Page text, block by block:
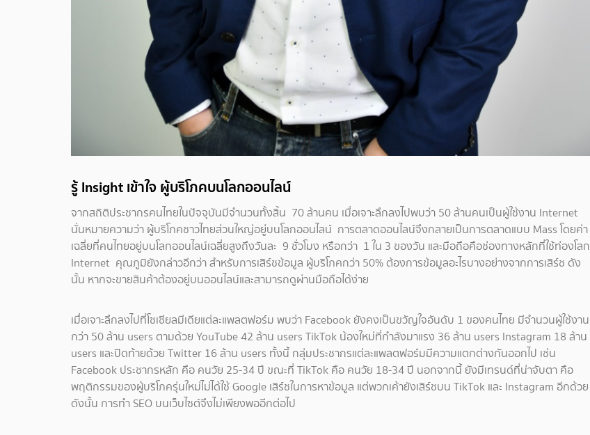
รู้ Insight เข้าใจ ผู้บริโภคบนโลกออนไลน์
จากสถิติประชากรคนไทยในปัจจุบันมีจำนวนทั้งสิ้น 70 ล้านคน เมื่อเจาะลึกลงไปพบว่า 50 ล้านคนเป็นผู้ใช้งาน Internet
นั่นหมายความว่า ผู้บริโภคชาวไทยส่วนใหญ่อยู่บนโลกออนไลน์ การตลาดออนไลน์จึงกลายเป็นการตลาดแบบ Mass โดยค่า
เฉลี่ยที่คนไทยอยู่บนโลกออนไลน์เฉลี่ยสูงถึงวันละ 9 ชั่วโมง หรือกว่า 1 ใน 3 ของวัน และมือถือคือช่องทางหลักที่ใช้ท่องโลก
Internet คุณภูมิยังกล่าวอีกว่า สำหรับการเสิร์ชข้อมูล ผู้บริโภคกว่า 50% ต้องการข้อมูลอะไรบางอย่างจากการเสิร์ช ดัง
นั้น หากจะขายสินค้าต้องอยู่บนออนไลน์และสามารถดูผ่านมือถือได้ง่าย
เมื่อเจาะลึกลงไปที่โซเซียลมีเดียแต่ละแพลตฟอร์ม พบว่า Facebook ยังคงเป็นขวัญใจอันดับ 1 ของคนไทย มีจำนวนผู้ใช้งาน
กว่า 50 ล้าน users ตามด้วย YouTube 42 ล้าน users TikTok น้องใหม่ที่กำลังมาแรง 36 ล้าน users Instagram 18 ล้าน
users และปิดท้ายด้วย Twitter 16 ล้าน users ทั้งนี้ กลุ่มประชากรแต่ละแพลตฟอร์มมีความแตกต่างกันออกไป เช่น
Facebook ประชากรหลัก คือ คนวัย 25-34 ปี ขณะที่ TikTok คือ คนวัย 18-34 ปี นอกจากนี้ ยังมีเทรนด์ที่น่าจับตา คือ
พฤติกรรมของผู้บริโภครุ่นใหม่ไม่ได้ใช้ Google เสิร์ชในการหาข้อมูล แต่พวกเค้ายังเสิร์ชบน TikTok และ Instagram อีกด้วย
ดังนั้น การทำ SEO บนเว็บไซต์จึงไม่เพียงพออีกต่อไป